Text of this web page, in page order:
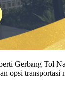
Gerbang Tol